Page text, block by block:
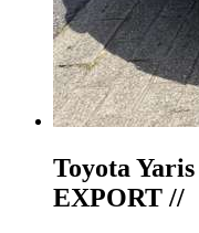
Toyota Yaris
EXPORT //